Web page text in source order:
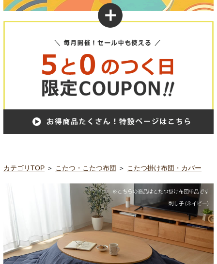
カテゴリTOP ＞ こたつ・こたつ布団 ＞ こたつ掛け布団・カバー